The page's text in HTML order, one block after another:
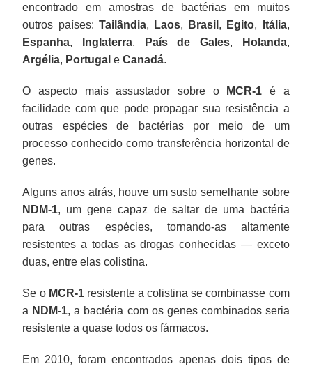
encontrado em amostras de bactérias em muitos
outros países: Tailândia, Laos, Brasil , Egito, Itália,
Espanha, Inglaterra, País de Gales, Holanda,
Argélia, Portugal eCanadá.
O aspecto mais assustador sobre o MCR-1 é a
facilidade com que pode propagar sua resistência a
outras espécies de bactérias por meio de um
processo conhecido como transferência horizontal de
genes.
Alguns anos atrás, houve um susto semelhante sobre
NDM-1, um gene capaz de saltar de uma bactéria
para outras espécies, tornando-as altamente
resistentes a todas as drogas conhecidas — exceto
duas, entre elas colistina.
Se o MCR-1resistente a colistina se combinasse com
a NDM-1, a bactéria com os genes combinados seria
resistente a quase todos os fármacos.
Em 2010, foram encontrados apenas dois tipos de